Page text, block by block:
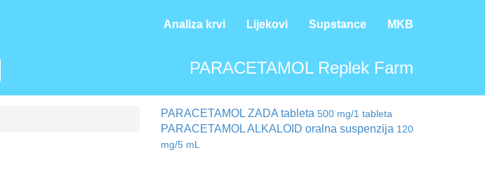
Analiza krvi Lijekovi Supstance MKB
PARACETAMOL Replek Farm
PARACETAMOL ZADA tableta 500 mg/1 tableta
PARACETAMOL ALKALOID oralna suspenzija 120
mg/5 mL